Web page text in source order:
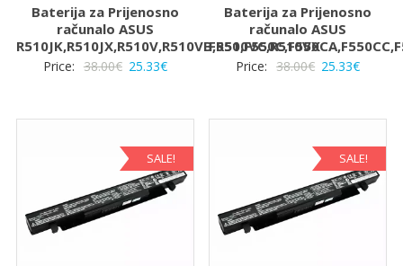
Baterija za Prijenosno
računalo ASUS
R510JK,R510JX,R510V,R510VB,R510VC,R510VX
Price: 38.00€ Izvorna
38.00€.
25.33€Trenutna
Baterija za Prijenosno
računalo ASUS
Price: 38.00€ Izvorna
38.00€.
25.33€
SALE! SALE!